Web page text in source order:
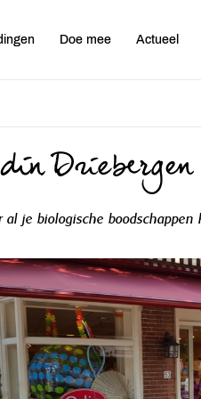
Doe mee Actueel
Driebergen
al je biologische